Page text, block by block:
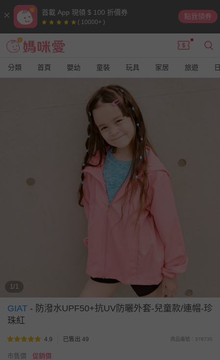
首載 App 現領 $ 100 折價券
( 10000+ )
點我領券
分類 首頁 嬰幼 童裝 玩具 家居 旅遊
1/1
GIAT - 防潑水UPF50+抗UV防曬外套-兒童款/連帽-珍
珠紅
4.9 已售出 49 商品編號：378730
市售價 促銷價